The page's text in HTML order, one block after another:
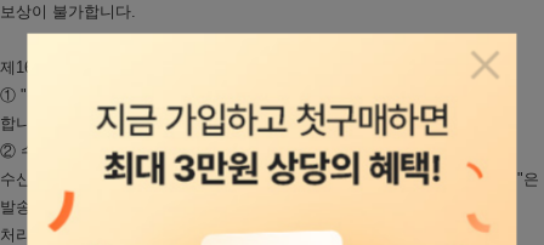
보상이 불가합니다.
제16조(수신확인통지·구매신청 변경 및 취소)
① "몰"은 이용자의 구매신청이 있는 경우 이용자에게 수신확인통지를
합니다.
② 수신확인통지를 받은 이용자는 의사표시의 불일치등이 있는 경우에는
수신확인통지를 받은 후 즉시 구매신청 변경 및 취소를 요청할 수 있고 "몰"은
발송전에 이용자의 요청이 있는 경우에는 지체없이 그 요청에 따라
처리하여야 합니다. 다만 이미 대금을 지불한 경우에는 제18조의 청약철회
팝업닫